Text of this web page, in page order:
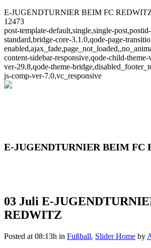
E-JUGENDTURNIER BEIM FC
12473
post-template-default,single,single-
standard,bridge-core-3.1.0,qode-page-
content-sidebar-responsive,qode-child-
ver-29.8,qode-theme-
js-comp-ver-7.0,vc_responsive
E-JUGENDTURNIER BEIM FC
03 Juli E-
REDWITZ
Posted at 08:13h in Fußball, Slider Home by